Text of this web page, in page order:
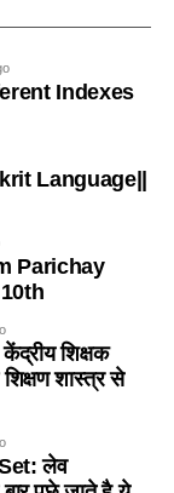
कॉलोनी (बस्ती)
insects
like bees?
to
20% of the
will be
सहित
students in
of teachers
Indexes
Language||
Parichay
शिक्षक
शिक्षण शास्त्र से
लेव